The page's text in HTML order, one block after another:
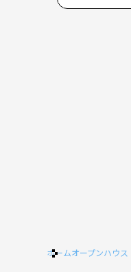
ホームオープンハウス